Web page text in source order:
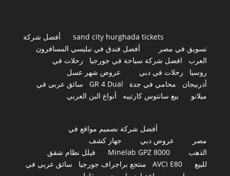
sand city hurghada tickets
أفضل شركة
تسويق في مصر
أفضل فندق في تبليسي المسافرون
العرب
افضل شركة سياحة في جورجيا
رحلات في
روسيا
رحلات في دبي
عروض شهر عسل
أذربيجان
محامي في جدة GR 4 Dual
سائق عربي في
ميلانو
بيع سانتوس كارتييه أنواع البن العربي
أفضل شركة تصميم مواقع في
مصر
عروض دبي
جهاز كشف
الذهب
Minelab GPZ 8000
فيلل نظام شقق
للبيع
AVCI E80 منتجع براجراف جورجيا
سائق عربي في